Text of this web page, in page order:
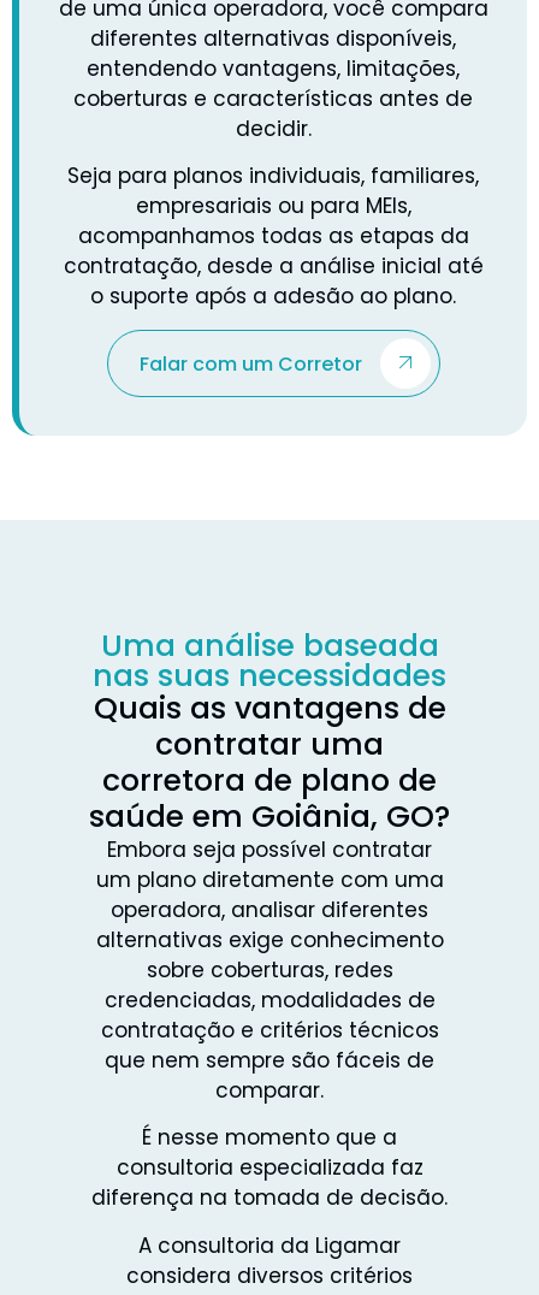
de uma única operadora, você compara
diferentes alternativas disponíveis,
entendendo vantagens, limitações,
coberturas e características antes de
decidir.
Seja para planos individuais, familiares,
empresariais ou para MEIs,
acompanhamos todas as etapas da
contratação, desde a análise inicial até
o suporte após a adesão ao plano.
Falar com um Corretor
Uma análise baseada
nas suas necessidades
Quais as vantagens de
contratar uma
corretora de plano de
saúde em Goiânia, GO?
Embora seja possível contratar
um plano diretamente com uma
operadora, analisar diferentes
alternativas exige conhecimento
sobre coberturas, redes
credenciadas, modalidades de
contratação e critérios técnicos
que nem sempre são fáceis de
comparar.
É nesse momento que a
consultoria especializada faz
diferença na tomada de decisão.
A consultoria da Ligamar
considera diversos critérios